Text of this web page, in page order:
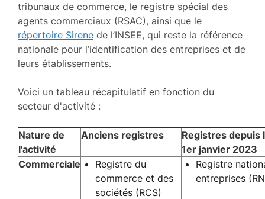
tribunaux de commerce, le registre spécial des
agents commerciaux (RSAC), ainsi que le
répertoire Sirene de l’INSEE, qui reste la référence
nationale pour l’identification des entreprises et de
leurs établissements.
Voici un tableau récapitulatif en fonction du
secteur d'activité :
Nature de
l'activité
Anciens registres
Registres depuis
1er janvier 2023
Commerciale
Registre du
commerce et des
sociétés (RCS)
Registre
entreprises